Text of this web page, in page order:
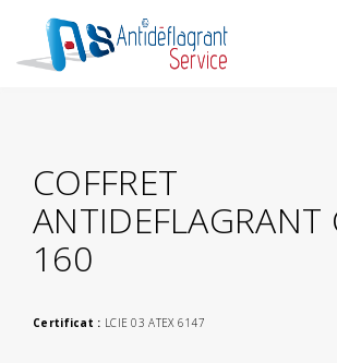
COFFRET
ANTIDEFLAGRANT
160
Certificat : LCIE 03 ATEX 6147